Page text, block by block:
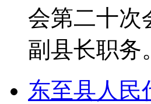
会第二十次
副县长
东至县人民